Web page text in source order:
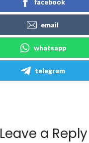
facebook
email
whatsapp
telegram
Leave a Reply